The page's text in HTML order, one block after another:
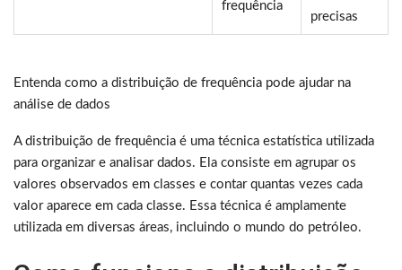
frequência
precisas
Entenda como a distribuição de frequência pode ajudar na
análise de dados
A distribuição de frequência é uma técnica estatística utilizada
para organizar e analisar dados. Ela consiste em agrupar os
valores observados em classes e contar quantas vezes cada
valor aparece em cada classe. Essa técnica é amplamente
utilizada em diversas áreas, incluindo o mundo do petróleo.